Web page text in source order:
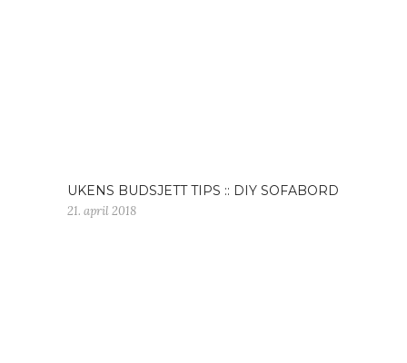
UKENS BUDSJETT TIPS :: DIY SOFABORD
21. april 2018